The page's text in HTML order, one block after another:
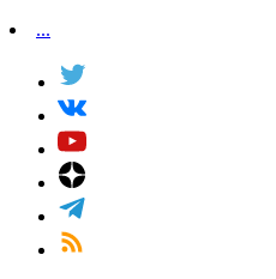
...